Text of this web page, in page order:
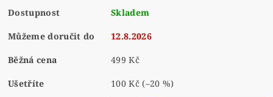
Dostupnost Skladem
Můžeme doručit do 12.8.2026
Běžná cena 499 Kč
Ušetříte 100 Kč(–20 %)